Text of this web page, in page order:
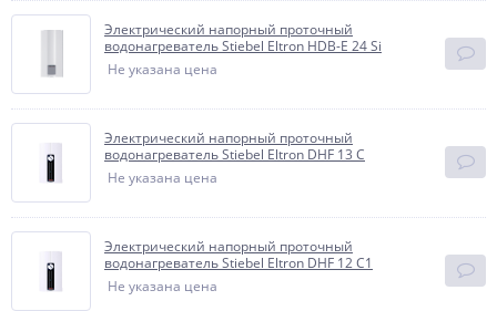
Электрический напорный проточный
водонагреватель Stiebel Eltron HDB-E 24 Si
Не указана цена
Электрический напорный проточный
водонагреватель Stiebel Eltron DHF 13 C
Не указана цена
Электрический напорный проточный
водонагреватель Stiebel Eltron DHF 12 C1
Не указана цена